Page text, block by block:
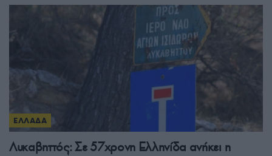
ΕΛΛΑΔΑ
Λυκαβηττός: Σε 57χρονη Ελληνίδα ανήκει η